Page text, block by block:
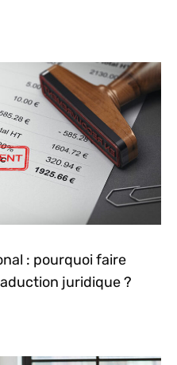
: pourquoi faire
juridique ?